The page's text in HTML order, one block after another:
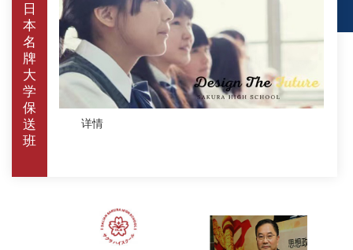
日
本
名
牌
大
学
保
送
班
详情